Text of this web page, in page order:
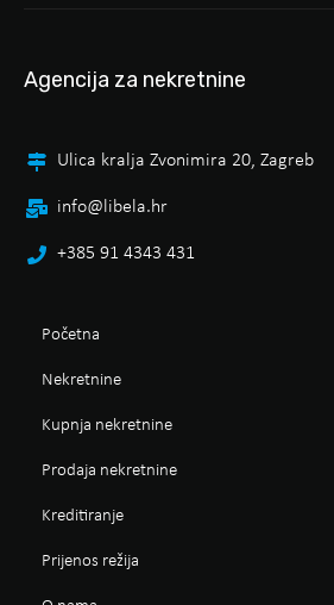
Agencija za nekretnine
Ulica kralja Zvonimira 20, Zagreb
info@libela.hr
+385 91 4343 431
Početna
Nekretnine
Kupnja nekretnine
Prodaja nekretnine
Kreditiranje
Prijenos režija